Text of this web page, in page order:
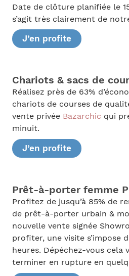
Date de clôture planifiée le
s’agit très clairement de
J’en profite
Chariots & sacs de
Réalisez près de 63%
chariots de courses de
vente privée Bazarchic qui
minuit.
J’en profite
Prêt-à-porter femme
Profitez de jusqu’à 85% de
de prêt-à-porter urbain &
nouvelle vente signée
profiter, une visite s’impose
heures. Dépéchez-vous cela
terminer en rupture en